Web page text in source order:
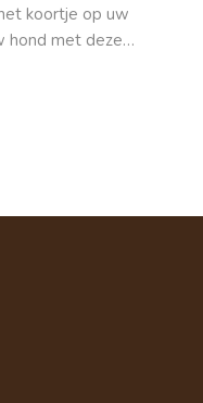
koortje op uw
hond met deze…